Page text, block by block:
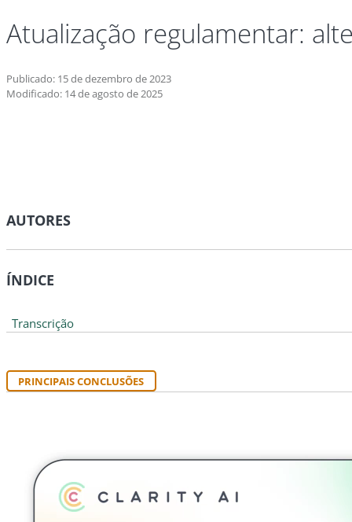
Atualização regulamentar:
Publicado: 15 de dezembro de 2023
Modificado: 14 de agosto de 2025
AUTORES
ÍNDICE
Transcrição
PRINCIPAIS CONCLUSÕES